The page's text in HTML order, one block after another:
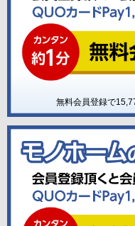
無料会員登録で